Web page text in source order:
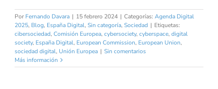
Por Fernando Davara | 15 febrero 2024 | Categorías: Agenda Digital
2025, Blog, España Digital, Sin categoría, Sociedad | Etiquetas:
cibersociedad, Comisión Europea, cybersociety, cyberspace, digital
society, España Digital, European Commission, European Union,
sociedad digital, Unión Europea | Sin comentarios
Más información